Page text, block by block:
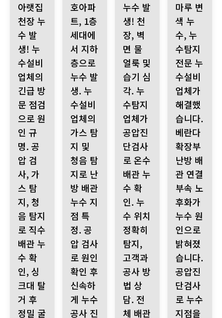
아랫집
천장 누
수 발
생! 누
수설비
업체의
긴급 방
문 점검
으로 원
인 규
명. 공
압 검
사, 가
스 탐
지, 청
음 탐지
로 직수
배관 누
수 확
인, 싱
크대 탈
거 후
정밀 굴
호아파
트, 1층
세대에
서 지하
층으로
누수 발
생. 누
수설비
업체의
가스 탐
지 및
청음 탐
지로 난
방 배관
누수 지
점 특
정. 공
압 검사
로 원인
확인 후
신속하
게 누수
공사 진
누수 발
생! 천
장, 벽
면 물
얼룩 및
습기 심
각. 누
수탐지
업체가
공압진
단검사
로 온수
배관 누
수 확
인. 누
수 위치
정확히
탐지,
고객과
공사 방
법 상
담. 전
체 배관
마루 변
색 누
수, 누
수탐지
전문 누
수설비
업체가
해결했
습니다.
베란다
확장부
난방 배
관 연결
부속 노
후화가
누수 원
인으로
밝혀졌
습니다.
공압진
단검사
로 누수
지점을